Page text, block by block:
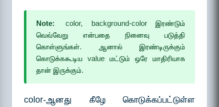
Note:
color, background-color இரண்டும்
வெவ்வேறு என்பதை நினைவு படுத்தி
கொள்ளுங்கள். ஆனால் இரண்டிருக்கும்
கொடுக்ககூடிய value மட்டும் ஒரே மாதிரியாக
தான் இருக்கும்.
color-ஆனது கீழே கொடுக்கப்பட்டுள்ள